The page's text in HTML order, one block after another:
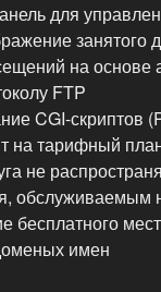
для
занятого
на основе
FTP
CGI-скриптов
на тарифный
не
обслуживаемым
имен